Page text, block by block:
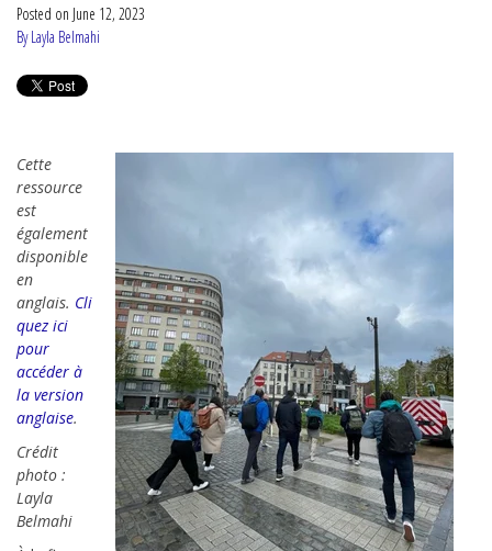
Posted on June 12, 2023
By Layla Belmahi
Cette
ressource
est
également
disponible
en
anglais. Cli
quez ici
pour
accéder à
la version
anglaise.
Crédit
photo :
Layla
Belmahi